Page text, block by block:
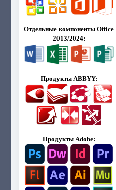
Отдельные компоненты Office
2013/2024:
Продукты ABBYY:
Продукты Adobe: